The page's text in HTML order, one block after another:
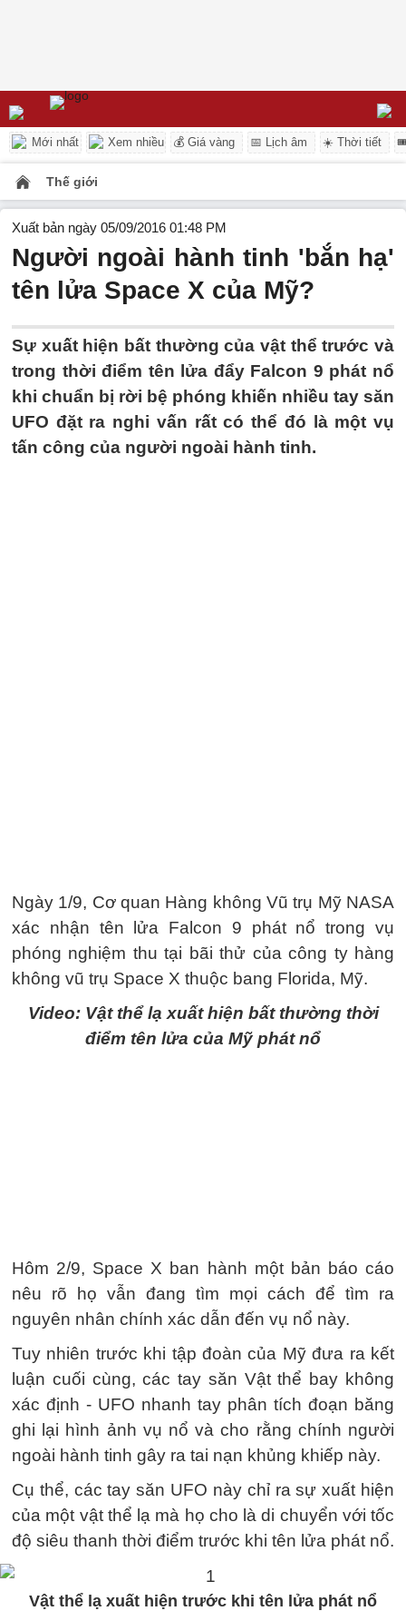
Mới nhất Xem nhiều 💰 Giá vàng 📅 Lịch âm ☀️ Thời tiết
Thế giới
Xuất bản ngày 05/09/2016 01:48 PM
Người ngoài hành tinh 'bắn hạ'
tên lửa Space X của Mỹ?
Sự xuất hiện bất thường của vật thể trước và
trong thời điểm tên lửa đẩy Falcon 9 phát nổ
khi chuẩn bị rời bệ phóng khiến nhiều tay săn
UFO đặt ra nghi vấn rất có thể đó là một vụ
tấn công của người ngoài hành tinh.
Ngày 1/9, Cơ quan Hàng không Vũ trụ Mỹ NASA
xác nhận tên lửa Falcon 9 phát nổ trong vụ
phóng nghiệm thu tại bãi thử của công ty hàng
không vũ trụ Space X thuộc bang Florida, Mỹ.
Video: Vật thể lạ xuất hiện bất thường thời
điểm tên lửa của Mỹ phát nổ
Hôm 2/9, Space X ban hành một bản báo cáo
nêu rõ họ vẫn đang tìm mọi cách để tìm ra
nguyên nhân chính xác dẫn đến vụ nổ này.
Tuy nhiên trước khi tập đoàn của Mỹ đưa ra kết
luận cuối cùng, các tay săn Vật thể bay không
xác định - UFO nhanh tay phân tích đoạn băng
ghi lại hình ảnh vụ nổ và cho rằng chính người
ngoài hành tinh gây ra tai nạn khủng khiếp này.
Cụ thể, các tay săn UFO này chỉ ra sự xuất hiện
của một vật thể lạ mà họ cho là di chuyển với tốc
độ siêu thanh thời điểm trước khi tên lửa phát nổ.
Vật thể lạ xuất hiện trước khi tên lửa phát nổ